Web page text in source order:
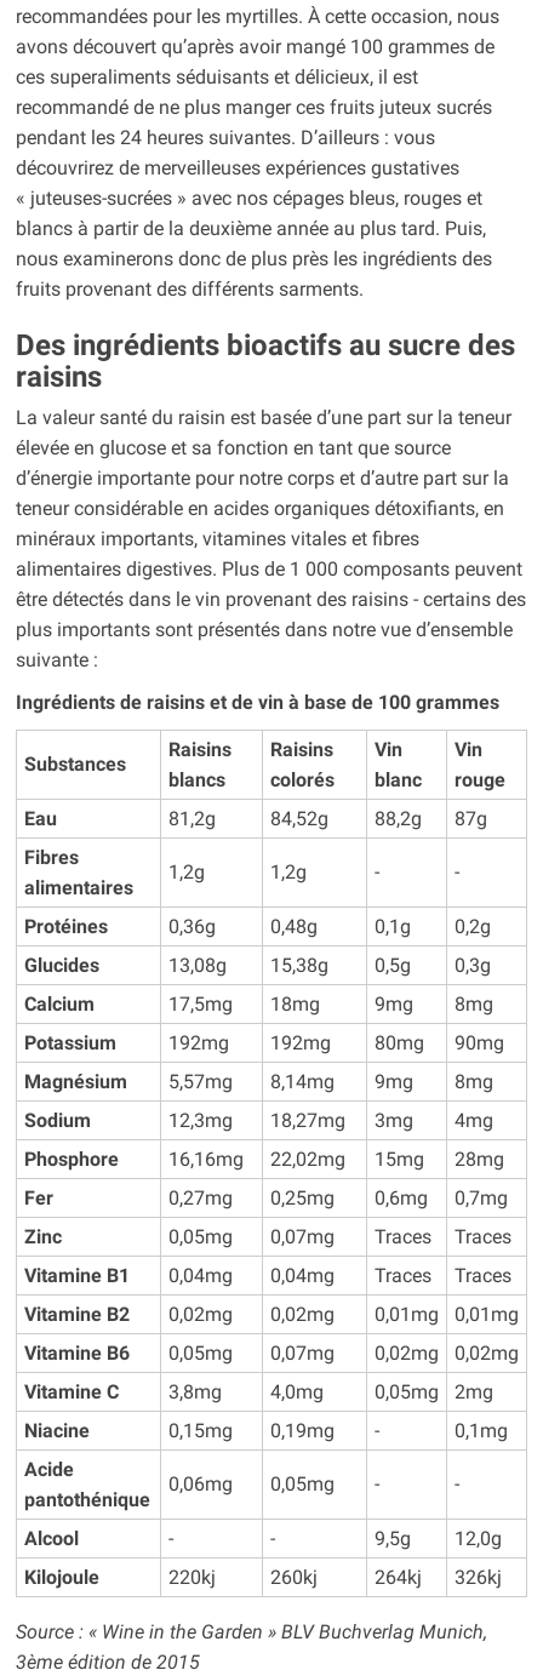
recommandées pour les myrtilles. À cette occasion, nous
avons découvert qu’après avoir mangé 100 grammes de
ces superaliments séduisants et délicieux, il est
recommandé de ne plus manger ces fruits juteux sucrés
pendant les 24 heures suivantes. D’ailleurs : vous
découvrirez de merveilleuses expériences gustatives
« juteuses-sucrées » avec nos cépages bleus, rouges et
blancs à partir de la deuxième année au plus tard. Puis,
nous examinerons donc de plus près les ingrédients des
fruits provenant des différents sarments.
Des ingrédients bioactifs au sucre des
raisins
La valeur santé du raisin est basée d’une part sur la teneur
élevée en glucose et sa fonction en tant que source
d’énergie importante pour notre corps et d’autre part sur la
teneur considérable en acides organiques détoxifiants, en
minéraux importants, vitamines vitales et fibres
alimentaires digestives. Plus de 1 000 composants peuvent
être détectés dans le vin provenant des raisins - certains des
plus importants sont présentés dans notre vue d’ensemble
suivante :
Ingrédients de raisins et de vin à base de 100 grammes
Substances
Raisins
blancs
Raisins
colorés
Vin
blanc
Vin
rouge
Eau
81,2g 84,52g 88,2g
87g
Fibres
alimentaires
1,2g 1,2g - -
Protéines 0,36g 0,48g 0,1g
0,2g
Glucides
13,08g 15,38g 0,5g
0,3g
Calcium
17,5mg 18mg 9mg
8mg
Potassium
192mg 192mg 80mg
90mg
Magnésium
5,57mg 8,14mg 9mg
8mg
Sodium
12,3mg 18,27mg 3mg
4mg
Phosphore
16,16mg 22,02mg 15mg
28mg
Fer
0,27mg 0,25mg 0,6mg
0,7mg
Zinc
0,05mg 0,07mg Traces
Traces
Vitamine B1
0,04mg 0,04mg Traces
Traces
Vitamine B2
0,02mg 0,02mg 0,01mg
0,01mg
Vitamine B6
0,05mg 0,07mg 0,02mg
0,02mg
Vitamine C
3,8mg 4,0mg 0,05mg
2mg
Niacine
0,15mg 0,19mg -
0,1mg
Acide
pantothénique
0,06mg 0,05mg - -
Alcool - - 9,5g
12,0g
Kilojoule
220kj 260kj 264kj 326kj
Source : « Wine in the Garden » BLV Buchverlag Munich,
3ème édition de 2015